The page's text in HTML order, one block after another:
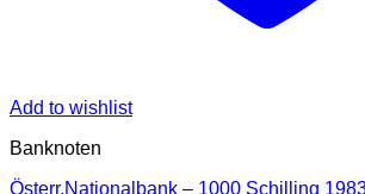
Add to wishlist
Banknoten
Österr.Nationalbank – 1000 Schilling